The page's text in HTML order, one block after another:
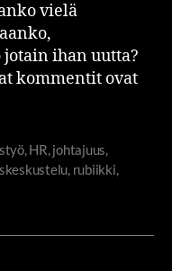
vielä
ihan uutta?
kommentit ovat
,HR,johtajuus,
, rubiikki,